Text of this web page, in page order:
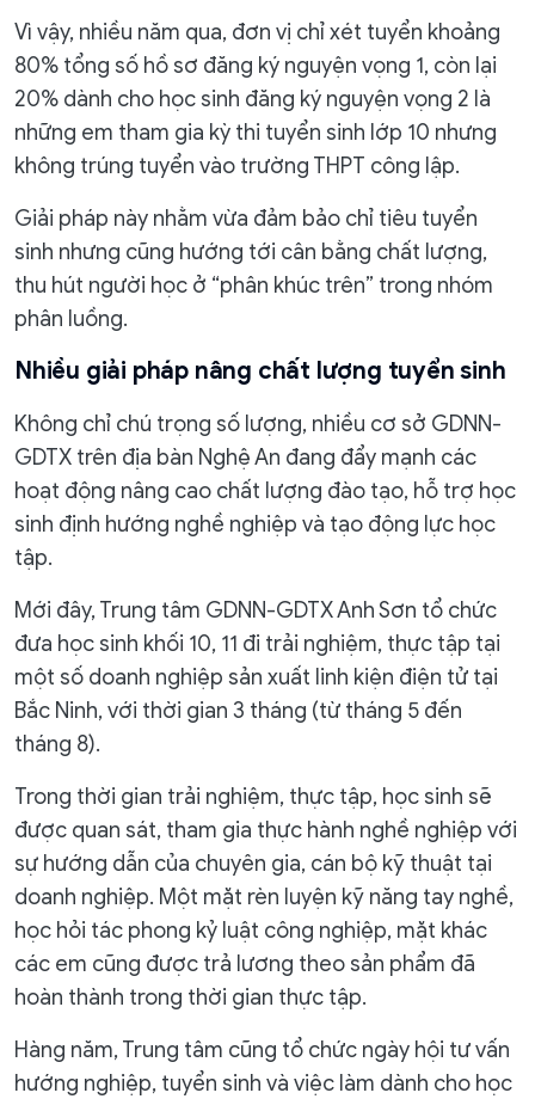
Vì vậy, nhiều năm qua, đơn vị chỉ xét tuyển khoảng
80% tổng số hồ sơ đăng ký nguyện vọng 1, còn lại
20% dành cho học sinh đăng ký nguyện vọng 2 là
những em tham gia kỳ thi tuyển sinh lớp 10 nhưng
không trúng tuyển vào trường THPT công lập.
Giải pháp này nhằm vừa đảm bảo chỉ tiêu tuyển
sinh nhưng cũng hướng tới cân bằng chất lượng,
thu hút người học ở “phân khúc trên” trong nhóm
phân luồng.
Nhiều giải pháp nâng chất lượng tuyển sinh
Không chỉ chú trọng số lượng, nhiều cơ sở GDNN-
GDTX trên địa bàn Nghệ An đang đẩy mạnh các
hoạt động nâng cao chất lượng đào tạo, hỗ trợ học
sinh định hướng nghề nghiệp và tạo động lực học
tập.
Mới đây, Trung tâm GDNN-GDTX Anh Sơn tổ chức
đưa học sinh khối 10, 11 đi trải nghiệm, thực tập tại
một số doanh nghiệp sản xuất linh kiện điện tử tại
Bắc Ninh, với thời gian 3 tháng (từ tháng 5 đến
tháng 8).
Trong thời gian trải nghiệm, thực tập, học sinh sẽ
được quan sát, tham gia thực hành nghề nghiệp với
sự hướng dẫn của chuyên gia, cán bộ kỹ thuật tại
doanh nghiệp. Một mặt rèn luyện kỹ năng tay nghề,
học hỏi tác phong kỷ luật công nghiệp, mặt khác
các em cũng được trả lương theo sản phẩm đã
hoàn thành trong thời gian thực tập.
Hàng năm, Trung tâm cũng tổ chức ngày hội tư vấn
hướng nghiệp, tuyển sinh và việc làm dành cho học